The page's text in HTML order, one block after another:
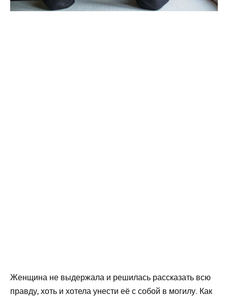
Женщина не выдержала и решилась рассказать всю
правду, хоть и хотела унести её с собой в могилу. Как